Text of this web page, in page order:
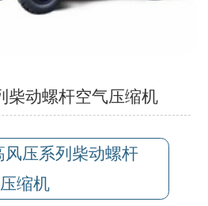
柴动螺杆空气压缩机
风压系列柴动螺杆
缩机